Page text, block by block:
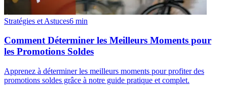
Stratégies et Astuces6 min
Comment Déterminer les Meilleurs Moments pour
les Promotions Soldes
Apprenez à déterminer les meilleurs moments pour profiter des
promotions soldes grâce à notre guide pratique et complet.